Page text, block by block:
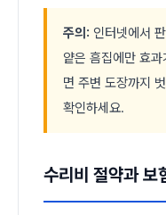
주의: 인터넷에서
얕은 흠집에만 효
면 주변 도장까지
확인하세요.
수리비 절약과 보